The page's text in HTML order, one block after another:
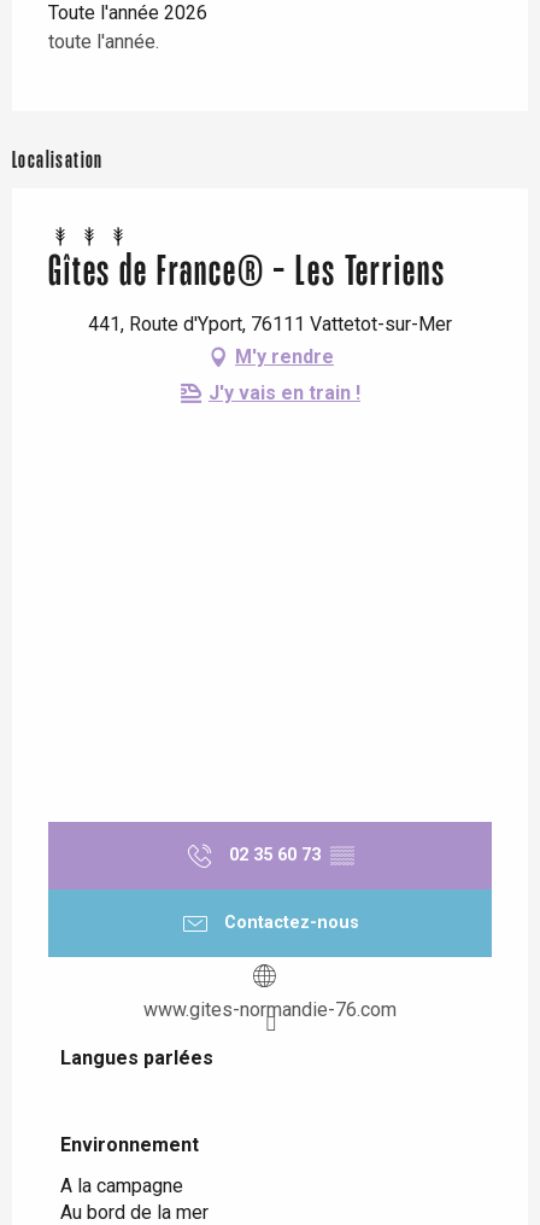
Toute l'année 2026
toute l'année.
Localisation
Gîtes de France® - Les Terriens
441, Route d'Yport, 76111 Vattetot-sur-Mer
M'y rendre
J'y vais en train !
02 35 60 73 ▒▒
Contactez-nous
www.gites-normandie-76.com
Langues parlées
Langues parlées
Environnement
Environnement
A la campagne
Au bord de la mer